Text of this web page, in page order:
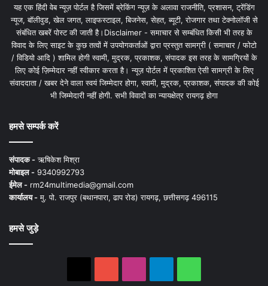
यह एक हिंदी वेब न्यूज़ पोर्टल है जिसमें ब्रेकिंग न्यूज़ के अलावा राजनीति, प्रशासन, ट्रेंडिंग
न्यूज, बॉलीवुड, खेल जगत, लाइफस्टाइल, बिजनेस, सेहत, ब्यूटी, रोजगार तथा टेक्नोलॉजी से
संबंधित खबरें पोस्ट की जाती है।Disclaimer - समाचार से सम्बंधित किसी भी तरह के
विवाद के लिए साइट के कुछ तत्वों में उपयोगकर्ताओं द्वारा प्रस्तुत सामग्री ( समाचार / फोटो
/ विडियो आदि ) शामिल होगी स्वामी, मुद्रक, प्रकाशक, संपादक इस तरह के सामग्रियों के
लिए कोई ज़िम्मेदार नहीं स्वीकार करता है। न्यूज़ पोर्टल में प्रकाशित ऐसी सामग्री के लिए
संवाददाता / खबर देने वाला स्वयं जिम्मेदार होगा, स्वामी, मुद्रक, प्रकाशक, संपादक की कोई
भी जिम्मेदारी नहीं होगी. सभी विवादों का न्यायक्षेत्र रायगढ़ होगा
हमसे सम्पर्क करें
संपादक -ऋषिकेश मिश्रा
मोबाइल - 9340992793
ईमेल - rm24multimedia@gmail.com
कार्यालय -मु. पो. राजपुर (बथानपारा, ढाप रोड) रायगढ़, छत्तीसगढ़ 496115
हमसे जुड़े